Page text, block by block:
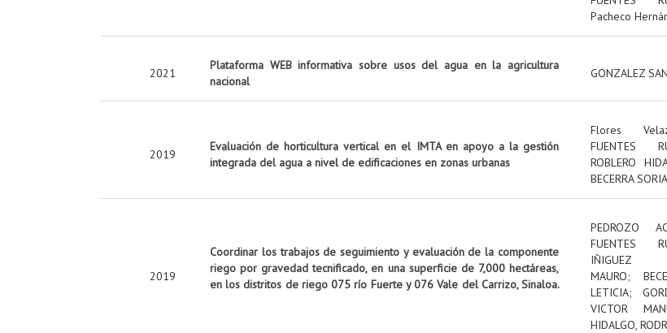
Pacheco
2021
Plataforma WEB informativa sobre usos del agua en la agricultura
nacional
GONZALEZ
2019
Evaluación de horticultura vertical en el IMTA en apoyo a la gestión
integrada del agua a nivel de edificaciones en zonas urbanas
Flores
FUENTES
ROBLERO
BECERRA
2019
Coordinar los trabajos de seguimiento y evaluación de la componente
riego por gravedad tecnificado, en una superficie de 7,000 hectáreas,
en los distritos de riego 075 río Fuerte y 076 Vale del Carrizo, Sinaloa.
PEDROZO
FUENTES
IÑIGUEZ
MAURO;
LETICIA;
VICTOR
HIDALGO,